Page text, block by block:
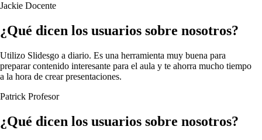
Jackie Docente
¿Qué dicen los usuarios sobre nosotros?
Utilizo Slidesgo a diario. Es una herramienta muy buena para
preparar contenido interesante para el aula y te ahorra mucho tiempo
a la hora de crear presentaciones.
Patrick Profesor
¿Qué dicen los usuarios sobre nosotros?